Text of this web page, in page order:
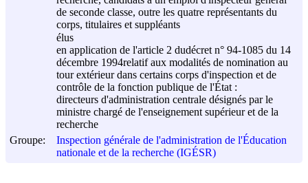
de seconde classe, outre les quatre représentants du
corps, titulaires et suppléants
élus
en application de l'article 2 dudécret n° 94-1085 du 14
décembre 1994relatif aux modalités de nomination au
tour extérieur dans certains corps d'inspection et de
contrôle de la fonction publique de l'État :
directeurs d'administration centrale désignés par le
ministre chargé de l'enseignement supérieur et de la
recherche
Groupe:
Inspection générale de l'administration de l'Éducation
nationale et de la recherche (IGÉSR)